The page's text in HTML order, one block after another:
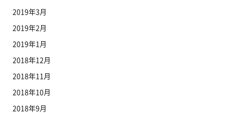
2019年3月
2019年2月
2019年1月
2018年12月
2018年11月
2018年10月
2018年9月